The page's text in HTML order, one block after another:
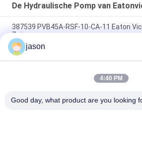
De Hydraulische Pomp van
387539 PVB45A-RSF-10-CA-11 Eaton
Zuigerpomp
Eaton Vickers 430567-AAL
High Presure Pumps
Vickers 02-346207
jason
4:40 PM
Good day, what product are you looking